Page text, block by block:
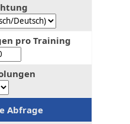
pro Training
Abfrage